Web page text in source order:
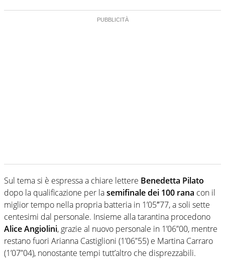
Sul tema si è espressa a chiare lettere Benedetta Pilato
dopo la qualificazione per lasemifinale dei 100 rana con il
miglior tempo nella propria batteria in 1’05″77, a soli sette
centesimi dal personale. Insieme alla tarantina procedono
Alice Angiolini, grazie al nuovo personale in 1’06”00, mentre
restano fuori Arianna Castiglioni (1’06”55) e Martina Carraro
(1’07”04), nonostante tempi tutt’altro che disprezzabili.